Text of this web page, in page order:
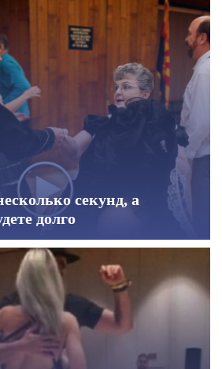
секунд, а
долго